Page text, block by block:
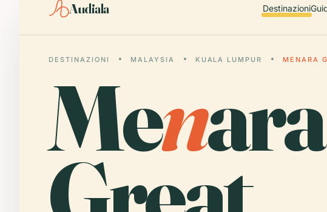
Audiala Destinazioni
DESTINAZIONI MALAYSIA KUALA LUMPUR MENARA
Menara